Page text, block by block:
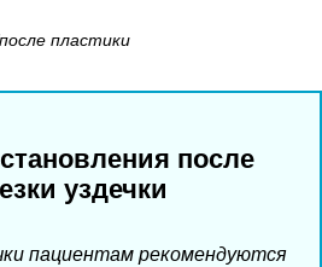
пластики
после
уздечки
пациентам рекомендуются